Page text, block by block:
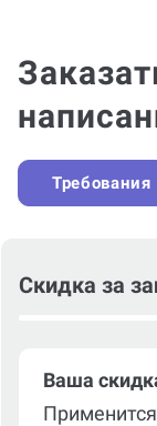
Требования
Скидка за
Ваша